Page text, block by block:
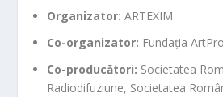
Organizator: ARTEXIM
Co-organizator: Fundația
Co-producători: Societatea
Radiodifuziune, Societatea